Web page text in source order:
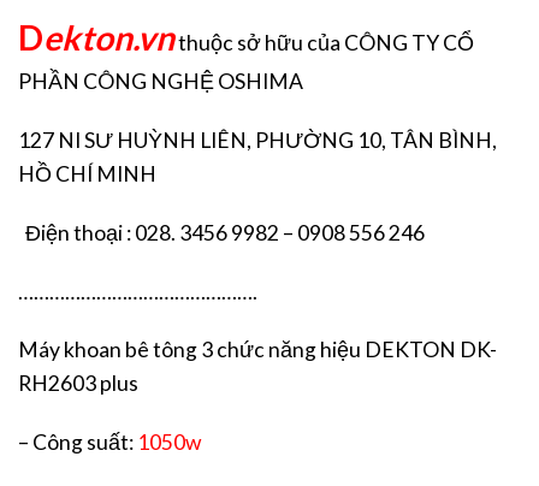
Dekton.vnthuộc sở hữu của CÔNG TY CỔ
PHẦN CÔNG NGHỆ OSHIMA
127 NI SƯ HUỲNH LIÊN, PHƯỜNG 10, TÂN BÌNH,
HỒ CHÍ MINH
Điện thoại : 028. 3456 9982 – 0908 556 246
……………………………………….
Máy khoan bê tông 3 chức năng hiệu DEKTON DK-
RH2603 plus
– Công suất: 1050w